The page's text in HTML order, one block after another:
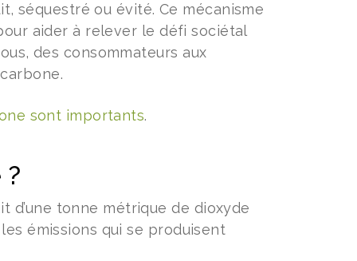
séquestré ou évité. Ce mécanisme
aider à relever le défi sociétal
des consommateurs aux
sont importants.
tonne métrique de dioxyde
émissions qui se produisent